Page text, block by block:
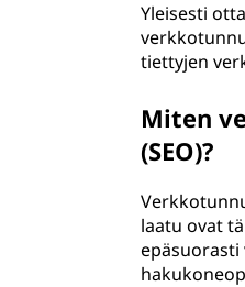
Yleisesti
tiettyjen
Miten
(SEO)?
laatu ovat
epäsuorasti